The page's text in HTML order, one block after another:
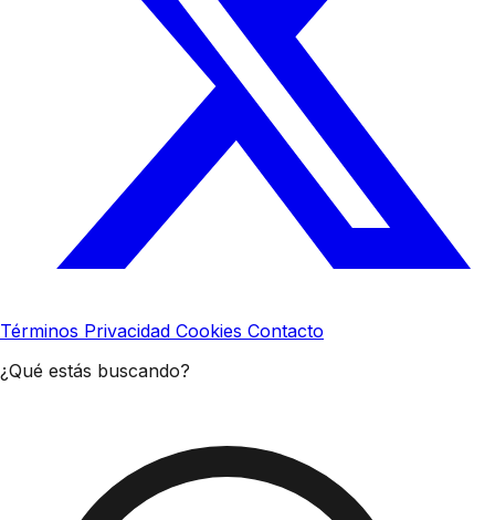
Términos Privacidad Cookies Contacto
¿Qué estás buscando?